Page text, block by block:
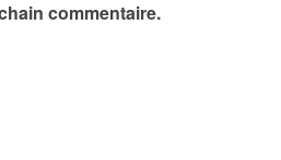
commentaire.